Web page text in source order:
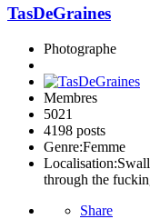
TasDeGraines
Photographe
Membres
5021
4198 posts
Genre:Femme
Localisation:
through the
Share